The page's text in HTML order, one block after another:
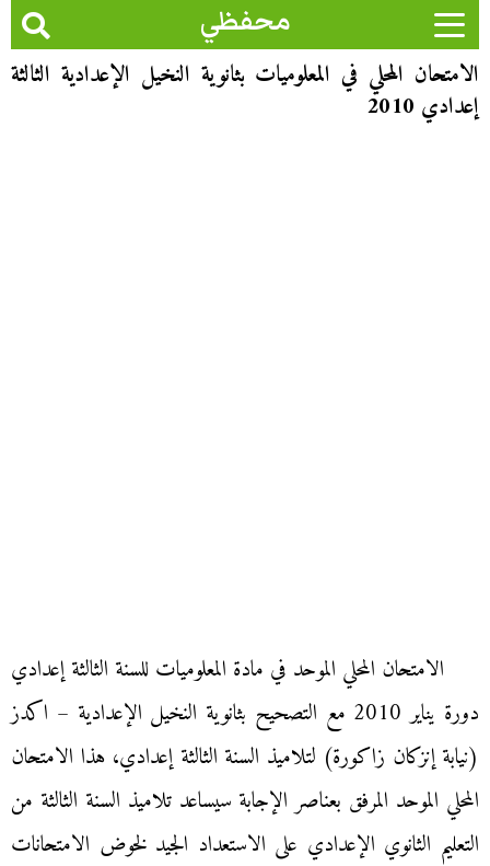
محفظي
الامتحان المحلي في المعلوميات بثانوية النخيل الإعدادية الثالثة
إعدادي 2010
الامتحان المحلي الموحد في مادة المعلوميات للسنة الثالثة إعدادي
دورة يناير 2010 مع التصحيح بثانوية النخيل الإعدادية – اكدز
(نيابة إنزكان زاكورة) لتلاميذ السنة الثالثة إعدادي، هذا الامتحان
المحلي الموحد المرفق بعناصر الإجابة سيساعد تلاميذ السنة الثالثة من
التعليم الثانوي الإعدادي على الاستعداد الجيد لخوض الامتحانات